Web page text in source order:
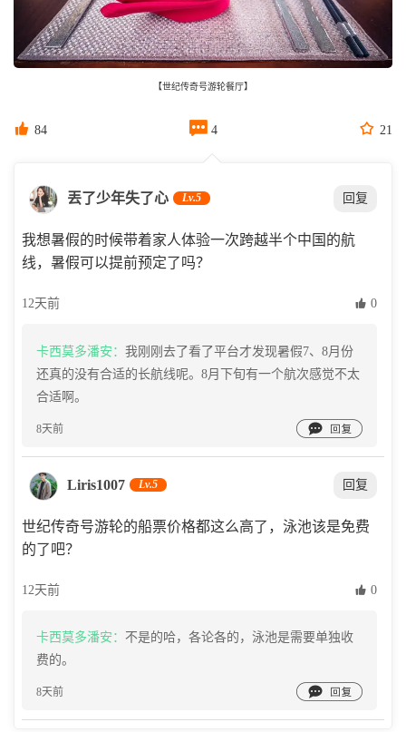
【世纪传奇号游轮餐厅】
 84  4  21
丟了少年失了心 Lv.5 回复
我想暑假的时候带着家人体验一次跨越半个中国的航
线，暑假可以提前预定了吗？
12天前  0
卡西莫多潘安： 我刚刚去了看了平台才发现暑假7、8月份
还真的没有合适的长航线呢。8月下旬有一个航次感觉不太
合适啊。
8天前 
Liris1007 Lv.5 回复
世纪传奇号游轮的船票价格都这么高了，泳池该是免费
的了吧？
12天前  0
卡西莫多潘安： 不是的哈，各论各的，泳池是需要单独收
费的。
8天前 